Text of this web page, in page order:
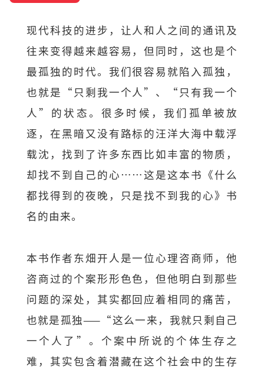
现代科技的进步，让人和人之间的通讯及
往来变得越来越容易，但同时，这也是个
最孤独的时代。我们很容易就陷入孤独，
也就是“只剩我一个人”、“只有我一个
人”的状态。很多时候，我们孤单被放
逐，在黑暗又没有路标的汪洋大海中载浮
载沈，找到了许多东西比如丰富的物质，
却找不到自己的心……这是这本书《什么
都找得到的夜晚，只是找不到我的心》书
名的由来。
本书作者东畑开人是一位心理咨商师，他
咨商过的个案形形色色，但他明白到那些
问题的深处，其实都回应着相同的痛苦，
也就是孤独——“这么一来，我就只剩自己
一个人了”。个案中所说的个体生存之
难，其实包含着潜藏在这个社会中的生存